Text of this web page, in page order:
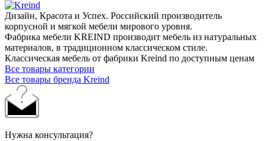
Дизайн, Красота и Успех. Российский производитель
корпусной и мягкой мебели мирового уровня.
Фабрика мебели KREIND производит мебель из натуральных
материалов, в традиционном классическом стиле.
Классическая мебель от фабрики Kreind по доступным ценам
Все товары категории
Все товары бренда Kreind
Нужна консультация?